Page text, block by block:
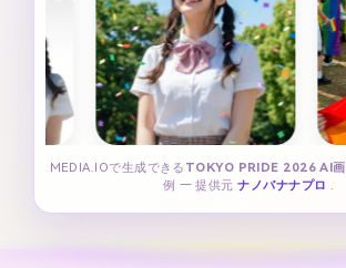
MEDIA.IOで生成できる TOKYO PRIDE 2026 AI画
例 — 提供元 ナノバナナプロ .